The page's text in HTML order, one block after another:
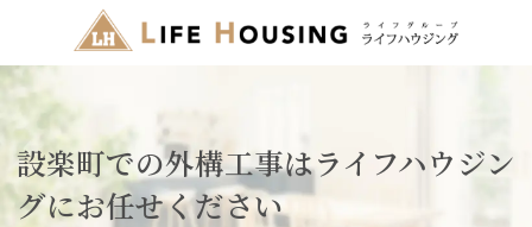
設楽町での外構工事はライフハウジン
グにお任せください